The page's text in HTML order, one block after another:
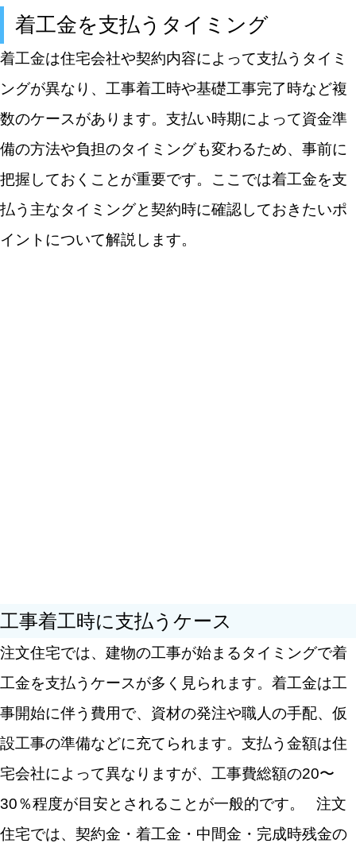
着工金を支払うタイミング
着工金は住宅会社や契約内容によって支払うタイミ
ングが異なり、工事着工時や基礎工事完了時など複
数のケースがあります。支払い時期によって資金準
備の方法や負担のタイミングも変わるため、事前に
把握しておくことが重要です。ここでは着工金を支
払う主なタイミングと契約時に確認しておきたいポ
イントについて解説します。
工事着工時に支払うケース
注文住宅では、建物の工事が始まるタイミングで着
工金を支払うケースが多く見られます。着工金は工
事開始に伴う費用で、資材の発注や職人の手配、仮
設工事の準備などに充てられます。支払う金額は住
宅会社によって異なりますが、工事費総額の20〜
30％程度が目安とされることが一般的です。
注文
住宅では、契約金・着工金・中間金・完成時残金の